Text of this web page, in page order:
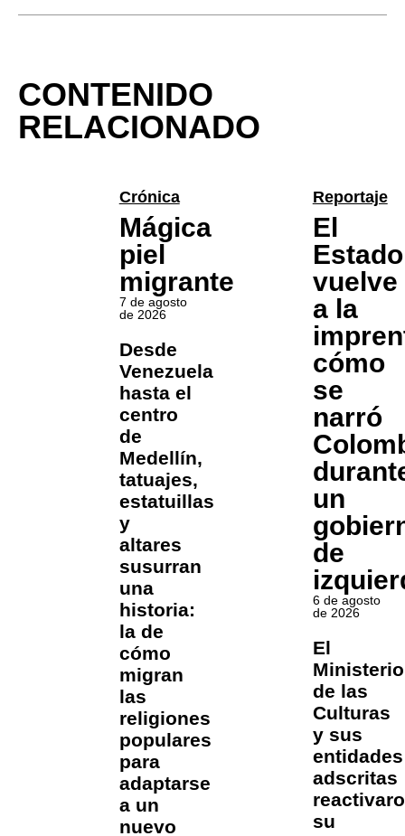
CONTENIDO
RELACIONADO
Crónica
Mágica
piel
migrante
7 de agosto
de 2026
Desde
Venezuela
hasta el
centro
de
Medellín,
tatuajes,
estatuillas
y
altares
susurran
una
historia:
la de
cómo
migran
las
religiones
populares
para
adaptarse
a un
nuevo
Reportaje
El
Estado
vuelve
a la
cómo
se
narró
un
de
6 de agosto
de 2026
El
Ministerio
de las
Culturas
y sus
entidades
adscritas
su